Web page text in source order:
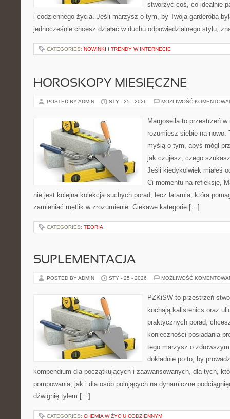
stworzyć coś, co idealnie
i codziennego życia. Jeśli marzysz o tym, by Twoja garderoba
jednocześnie chcesz działać w duchu odpowiedzialnego stylu,
CATEGORIES: NOWINKI I TRENDY W INTERNECIE
HOROSKOPY MIESIĘCZNE
POSTED BY ADMIN STY - 25 - 2026 MOŻLIWOŚĆ
Margoseila to przestrzeń
rozumiesz siebie na nowo.
myślą o tym, abyś mógł
jak czujesz, czego
Jeśli kiedykolwiek miałeś
Ci momentu na refleksję,
nie jest kolejna kolekcja suchych porad, lecz latarnia, która
zamieniać mętlik w zrozumienie. Ciekawe kategorie […]
CATEGORIES: TEORIA
SUPLEMENTACJA
POSTED BY ADMIN STY - 25 - 2026 MOŻLIWOŚĆ
PZKiSW to przestrzeń
kochają kalistenics oraz
praktycznych porad,
konieczności posiadania
tego marzysz o
dokładnie po to, by
kompendium dla początkujących i zaawansowanych, dla tych,
pompowania, jak i dla osób polujących na dynamiczne
dźwignię tyłem […]
CATEGORIES: CHEMIA W ŻYCIU CODZIENNYM